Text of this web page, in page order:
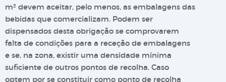
m² devem aceitar, pelo menos, as embalagens das
bebidas que comercializam. Podem ser
dispensados desta obrigação se comprovarem
falta de condições para a receção de embalagens
e se, na zona, existir uma densidade mínima
suficiente de outros pontos de recolha. Caso
optem por se constituir como ponto de recolha